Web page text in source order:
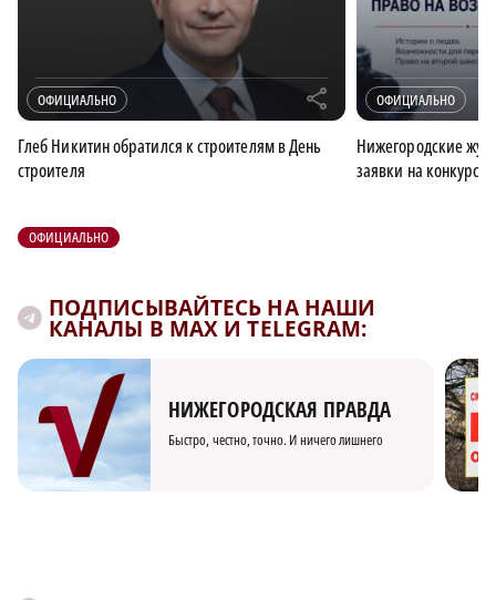
ОФИЦИАЛЬНО r
Глеб Никитин обратился к строителям в День
строителя
ОФИЦИАЛЬНО
Нижегородские
заявки на конкурс
ОФИЦИАЛЬНО
ПОДПИСЫВАЙТЕСЬ НА НАШИ
КАНАЛЫ В MAX И TELEGRAM:
НИЖЕГОРОДСКАЯ ПРАВДА
Быстро, честно, точно. И ничего лишнего